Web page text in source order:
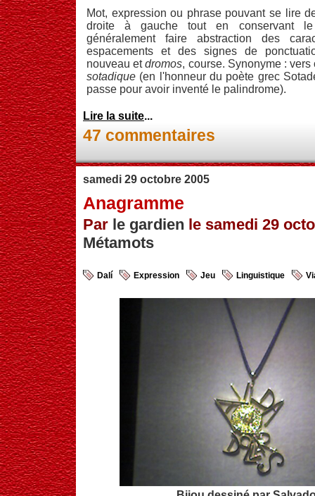
Mot, expression ou phrase pouvant se lire
droite à gauche tout en conservant
généralement faire abstraction des
espacements et des signes de
nouveau etdromos, course. Synonyme :
sotadique (en l'honneur du poète grec
passe pour avoir inventé le palindrome).
Lire la suite...
47 commentaires
samedi 29 octobre 2005
Anagramme
Par le gardien le samedi 29
Métamots
Dalí Expression Jeu Linguistique